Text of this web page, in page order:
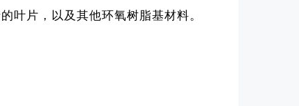
叶片，以及其他环氧树脂基材料。